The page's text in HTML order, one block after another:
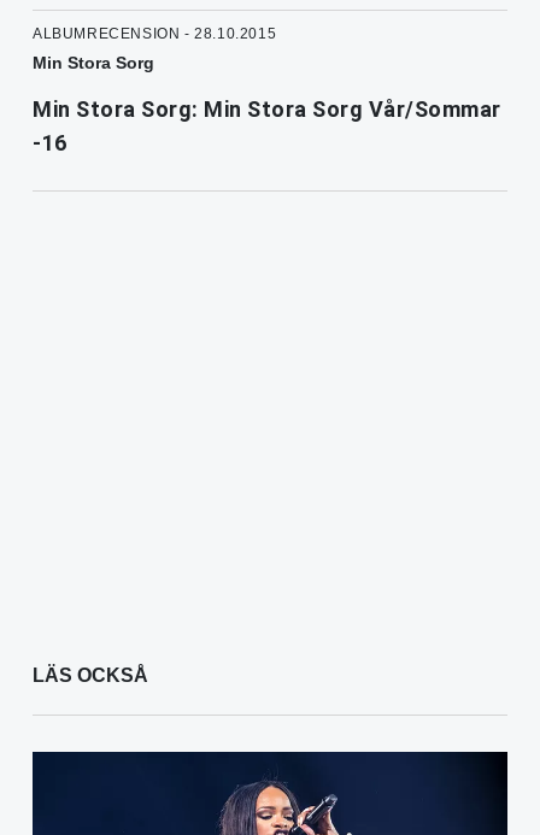
ALBUMRECENSION - 28.10.2015
Min Stora Sorg
Min Stora Sorg: Min Stora Sorg Vår/Sommar
-16
LÄS OCKSÅ